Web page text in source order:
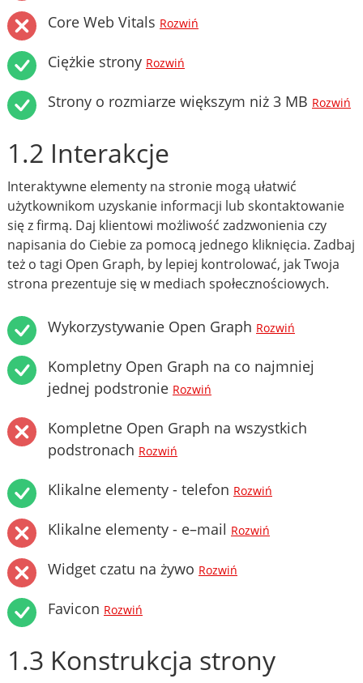
Core Web Vitals Rozwiń
Ciężkie strony Rozwiń
Strony o rozmiarze większym niż 3 MB Rozwiń
1.2 Interakcje
Interaktywne elementy na stronie mogą ułatwić
użytkownikom uzyskanie informacji lub skontaktowanie
się z firmą. Daj klientowi możliwość zadzwonienia czy
napisania do Ciebie za pomocą jednego kliknięcia. Zadbaj
też o tagi Open Graph, by lepiej kontrolować, jak Twoja
strona prezentuje się w mediach społecznościowych.
Wykorzystywanie Open Graph Rozwiń
Kompletny Open Graph na co najmniej
jednej podstronie Rozwiń
Kompletne Open Graph na wszystkich
podstronach Rozwiń
Klikalne elementy - telefon Rozwiń
Klikalne elementy - e–mail Rozwiń
Widget czatu na żywo Rozwiń
Favicon Rozwiń
1.3 Konstrukcja strony